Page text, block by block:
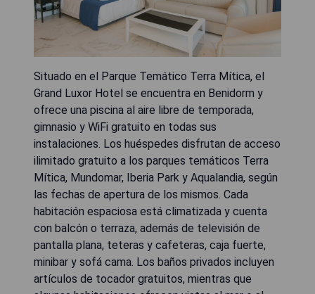
Situado en el Parque Temático Terra Mítica, el
Grand Luxor Hotel se encuentra en Benidorm y
ofrece una piscina al aire libre de temporada,
gimnasio y WiFi gratuito en todas sus
instalaciones. Los huéspedes disfrutan de acceso
ilimitado gratuito a los parques temáticos Terra
Mítica, Mundomar, Iberia Park y Aqualandia, según
las fechas de apertura de los mismos. Cada
habitación espaciosa está climatizada y cuenta
con balcón o terraza, además de televisión de
pantalla plana, teteras y cafeteras, caja fuerte,
minibar y sofá cama. Los baños privados incluyen
artículos de tocador gratuitos, mientras que